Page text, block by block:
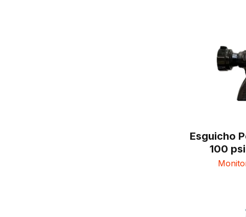
Esguicho
100